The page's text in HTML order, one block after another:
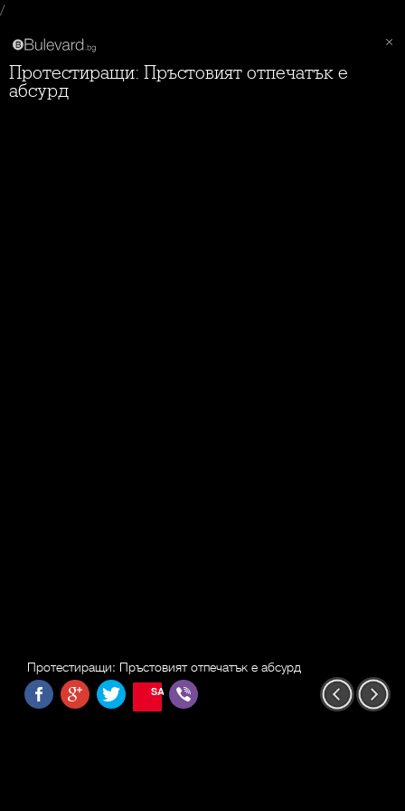
/
Протестиращи: Пръстовият отпечатък е
абсурд
Протестиращи: Пръстовият отпечатък е абсурд
SAVE